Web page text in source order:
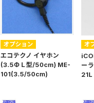
オプション
エコテクノ イヤホン
(3.5ΦＬ型/50cm) ME-
101(3.5/50cm)
オ
ー
21L